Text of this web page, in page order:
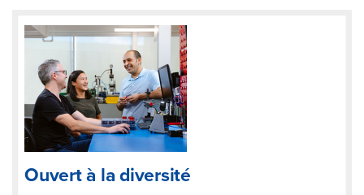
Ouvert à la diversité